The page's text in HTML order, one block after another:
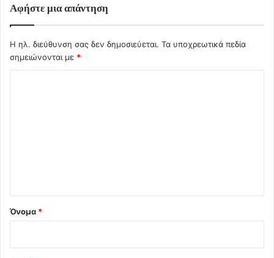
Αφήστε μια απάντηση
Η ηλ. διεύθυνση σας δεν δημοσιεύεται. Τα υποχρεωτικά πεδία
σημειώνονται με *
Όνομα *